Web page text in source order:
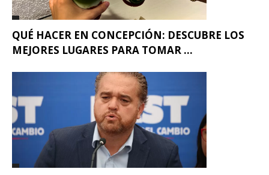
QUÉ HACER EN CONCEPCIÓN: DESCUBRE LOS
MEJORES LUGARES PARA TOMAR ...